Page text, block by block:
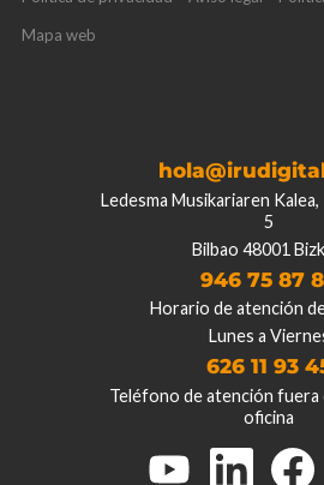
Mapa web
Ledesma Musikariaren
5
Bilbao 48001
946 75 87
Horario de atención
Lunes a
626 11 93
Teléfono de atención fuera
oficina